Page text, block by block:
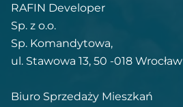
RAFIN Developer
Sp. z o.o.
Sp. Komandytowa,
ul. Stawowa 13, 50 -018 Wrocław
Biuro Sprzedaży Mieszkań